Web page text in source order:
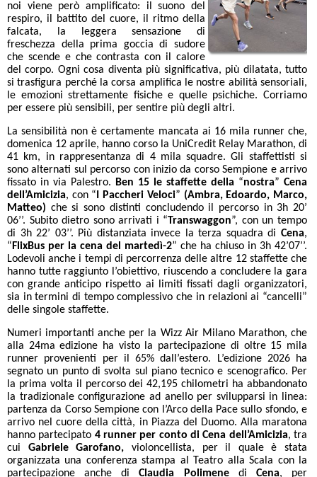
noi viene però amplificato: il suono del
respiro, il battito del cuore, il ritmo della
falcata, la leggera sensazione di
freschezza della prima goccia di sudore
che scende e che contrasta con il calore
del corpo. Ogni cosa diventa più significativa, più dilatata, tutto
si trasfigura perché la corsa amplifica le nostre abilità sensoriali,
le emozioni strettamente fisiche e quelle psichiche. Corriamo
per essere più sensibili, per sentire più degli altri.
La sensibilità non è certamente mancata ai 16 mila runner che,
domenica 12 aprile, hanno corso la UniCredit Relay Marathon, di
41 km, in rappresentanza di 4 mila squadre. Gli staffettisti si
sono alternati sul percorso con inizio da corso Sempione e arrivo
fissato in via Palestro.
Ben 15 le staffette della “nostra” Cena
dell’Amicizia, con “ I Paccheri Veloci” (Ambra, Edoardo, Marco,
Matteo) che si sono distinti concludendo il percorso in 3h 20’
06’’. Subito dietro sono arrivati i “Transwaggon”, con un tempo
di 3h 22’ 03’’. Più distanziata invece la terza squadra di Cena,
“ FlixBus per la cena del martedì-2” che ha chiuso in 3h 42’07’’.
Lodevoli anche i tempi di percorrenza delle altre 12 staffette che
hanno tutte raggiunto l’obiettivo, riuscendo a concludere la gara
con grande anticipo rispetto ai limiti fissati dagli organizzatori,
sia in termini di tempo complessivo che in relazioni ai “cancelli”
delle singole staffette.
Numeri importanti anche per la Wizz Air Milano Marathon, che
alla 24ma edizione ha visto la partecipazione di oltre 15 mila
runner provenienti per il 65% dall’estero. L’edizione 2026 ha
segnato un punto di svolta sul piano tecnico e scenografico. Per
la prima volta il percorso dei 42,195 chilometri ha abbandonato
la tradizionale configurazione ad anello per svilupparsi in linea:
partenza da Corso Sempione con l’Arco della Pace sullo sfondo, e
arrivo nel cuore della città, in Piazza del Duomo. Alla maratona
hanno partecipato 4 runner per conto di Cena dell’Amicizia, tra
cui Gabriele Garofano, violoncellista, per il quale è stata
organizzata una conferenza stampa al Teatro alla Scala con la
partecipazione anche diClaudia Polimene di Cena, per